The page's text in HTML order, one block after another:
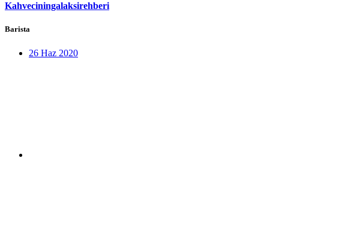
Kahveciningalaksirehberi
Barista
26 Haz 2020